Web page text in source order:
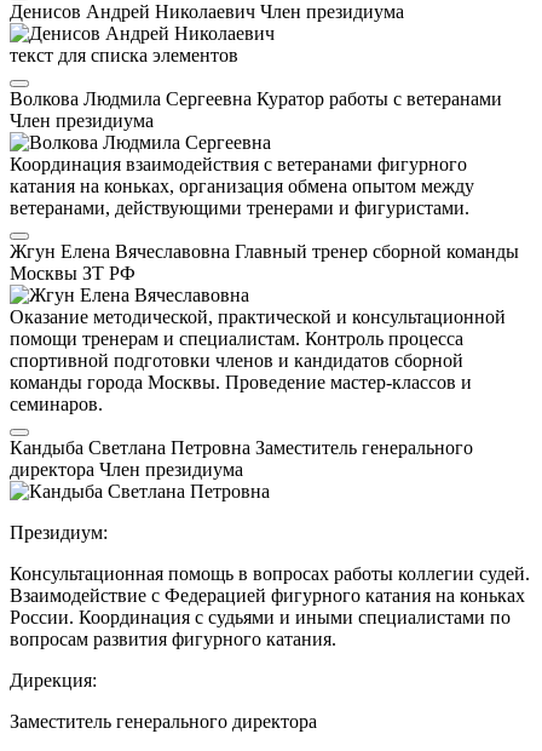
Денисов Андрей Николаевич Член президиума
текст для списка элементов
Волкова Людмила Сергеевна Куратор работы с ветеранами
Член президиума
Координация взаимодействия с ветеранами фигурного
катания на коньках, организация обмена опытом между
ветеранами, действующими тренерами и фигуристами.
Жгун Елена Вячеславовна Главный тренер сборной команды
Москвы ЗТ РФ
Оказание методической, практической и консультационной
помощи тренерам и специалистам. Контроль процесса
спортивной подготовки членов и кандидатов сборной
команды города Москвы. Проведение мастер-классов и
семинаров.
Кандыба Светлана Петровна Заместитель генерального
директора Член президиума
Президиум:
Консультационная помощь в вопросах работы коллегии судей.
Взаимодействие с Федерацией фигурного катания на коньках
России. Координация с судьями и иными специалистами по
вопросам развития фигурного катания.
Дирекция:
Заместитель генерального директора